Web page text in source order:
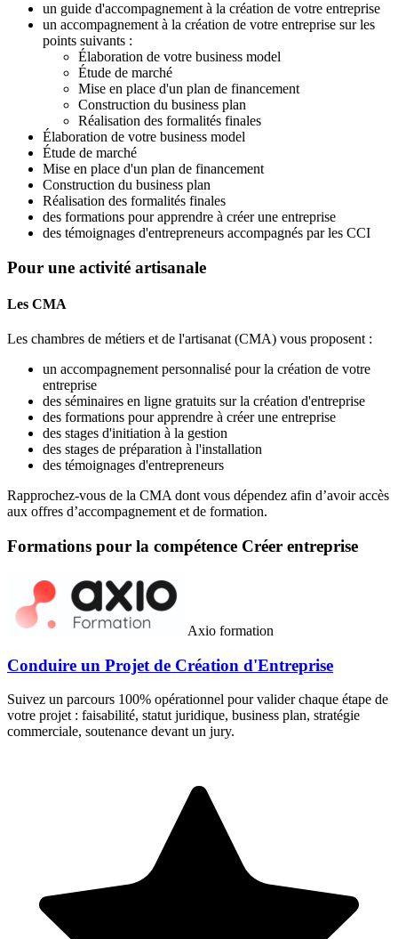
un guide d'accompagnement à la création de votre entreprise
un accompagnement à la création de votre entreprise sur les
points suivants :
Élaboration de votre business model
Étude de marché
Mise en place d'un plan de financement
Construction du business plan
Réalisation des formalités finales
Élaboration de votre business model
Étude de marché
Mise en place d'un plan de financement
Construction du business plan
Réalisation des formalités finales
des formations pour apprendre à créer une entreprise
des témoignages d'entrepreneurs accompagnés par les CCI
Pour une activité artisanale
Les CMA
Les chambres de métiers et de l'artisanat (CMA) vous proposent :
un accompagnement personnalisé pour la création de votre
entreprise
des séminaires en ligne gratuits sur la création d'entreprise
des formations pour apprendre à créer une entreprise
des stages d'initiation à la gestion
des stages de préparation à l'installation
des témoignages d'entrepreneurs
Rapprochez-vous de la CMA dont vous dépendez afin d’avoir accès
aux offres d’accompagnement et de formation.
Formations pour la compétence Créer entreprise
Axio formation
Conduire un Projet de Création d'Entreprise
Suivez un parcours 100% opérationnel pour valider chaque étape de
votre projet : faisabilité, statut juridique, business plan, stratégie
commerciale, soutenance devant un jury.